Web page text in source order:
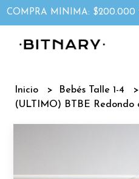
COMPRA MINIMA:
Inicio
Bebés Talle 1-4
(ULTIMO) BTBE Redondo